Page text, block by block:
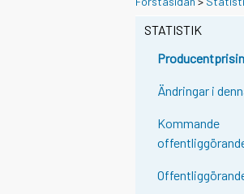
STATISTIK
Ändringar i
Kommande